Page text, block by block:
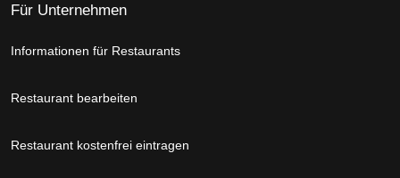
Für Unternehmen
Informationen für Restaurants
Restaurant bearbeiten
Restaurant kostenfrei eintragen